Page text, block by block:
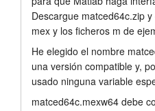
Descargue matced64c.zip
mex y los ficheros m de
He elegido el nombre
una versión compatible y,
usado ninguna variable
matced64c.mexw64 debe